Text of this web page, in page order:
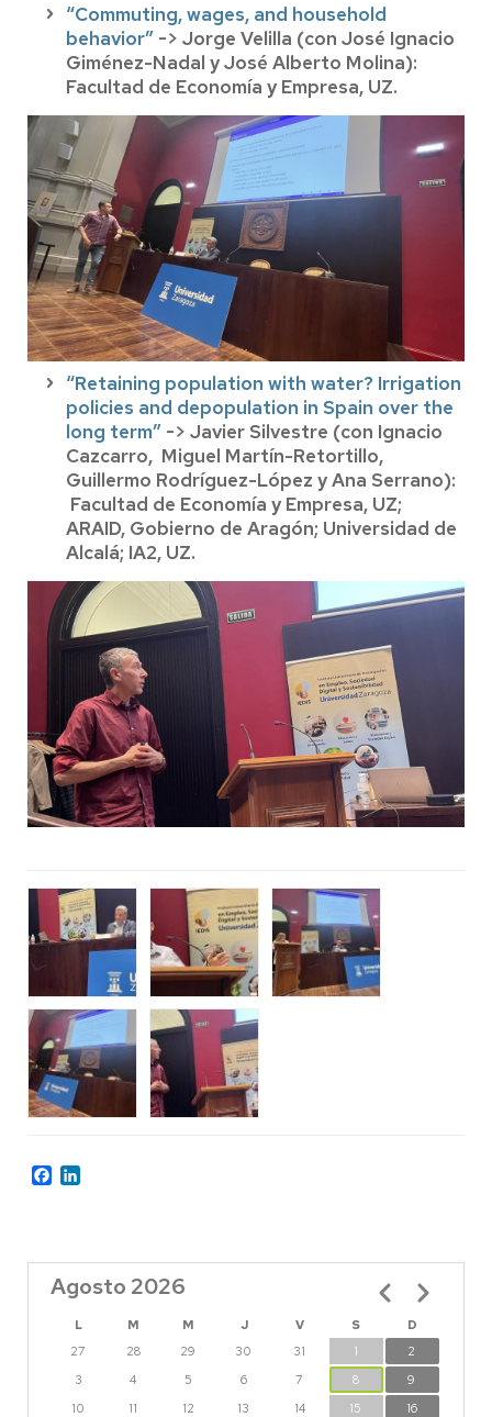
“Commuting, wages, and household
behavior” -> Jorge Velilla (con José Ignacio
Giménez-Nadal y José Alberto Molina):
Facultad de Economía y Empresa, UZ.
“Retaining population with water? Irrigation
policies and depopulation in Spain over the
long term” -> Javier Silvestre (con Ignacio
Cazcarro, Miguel Martín-Retortillo,
Guillermo Rodríguez-López y Ana Serrano):
Facultad de Economía y Empresa, UZ;
ARAID, Gobierno de Aragón; Universidad de
Alcalá; IA2, UZ.
Facebook
Agosto 2026
L M M J V S
D
27
28 29 30 31 1
2
3
4 5 6 7 8
9
10
11 12 13 14 15 16
Paginación